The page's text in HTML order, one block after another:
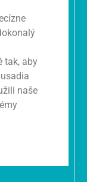
tak, aby
naše